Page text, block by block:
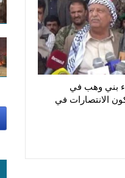
بني وهب في
الانتصارات في